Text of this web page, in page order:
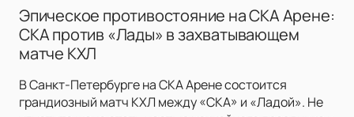
Эпическое противостояние на СКА Арене:
СКА против «Лады» в захватывающем
матче КХЛ
В Санкт-Петербурге на СКА Арене состоится
грандиозный матч КХЛ между «СКА» и «Ладой». Не